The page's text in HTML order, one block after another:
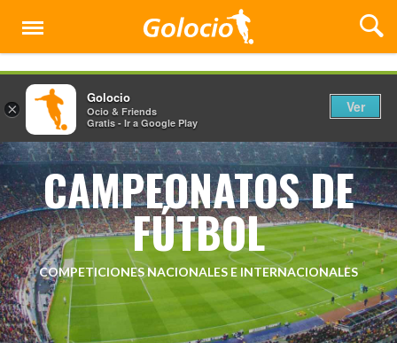
Menú
CAMPEONATOS DE
FÚTBOL
COMPETICIONES NACIONALES E INTERNACIONALES
×
Golocio
Ocio & Friends
Gratis - Ir a Google Play
Ver